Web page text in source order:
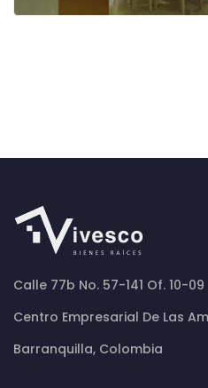
Calle 77b No. 57-141 Of. 10-09
Centro Empresarial De Las
Barranquilla, Colombia